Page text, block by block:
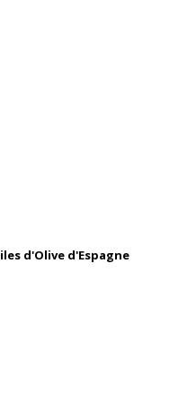
d'Olive d'Espagne